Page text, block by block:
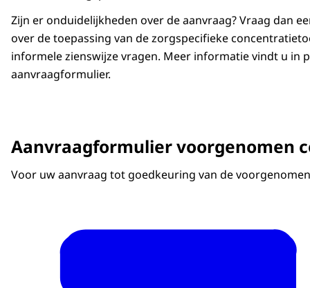
Zijn er onduidelijkheden over de aanvraag? Vraag dan
over de toepassing van de zorgspecifieke
informele zienswijze vragen. Meer informatie vindt u in
aanvraagformulier.
Aanvraagformulier voorgenomen
Voor uw aanvraag tot goedkeuring van de